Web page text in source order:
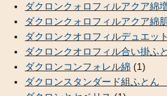
ダクロンクォロフィルアクア綿
ダクロンクォロフィルアクア綿
ダクロンクオロフィルデュエット
ダクロンクオロフィル合い掛ふ
ダクロンコンフォレル綿 (1)
ダクロンスタンダード組ふとん